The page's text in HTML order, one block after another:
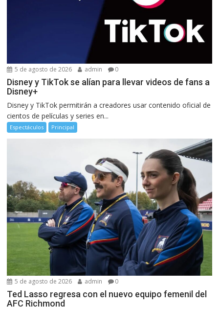
5 de agosto de 2026 admin 0
Disney y TikTok se alían para llevar videos de fans a
Disney+
Disney y TikTok permitirán a creadores usar contenido oficial de
cientos de películas y series en...
Espectáculos Principal
5 de agosto de 2026 admin 0
Ted Lasso regresa con el nuevo equipo femenil del
AFC Richmond